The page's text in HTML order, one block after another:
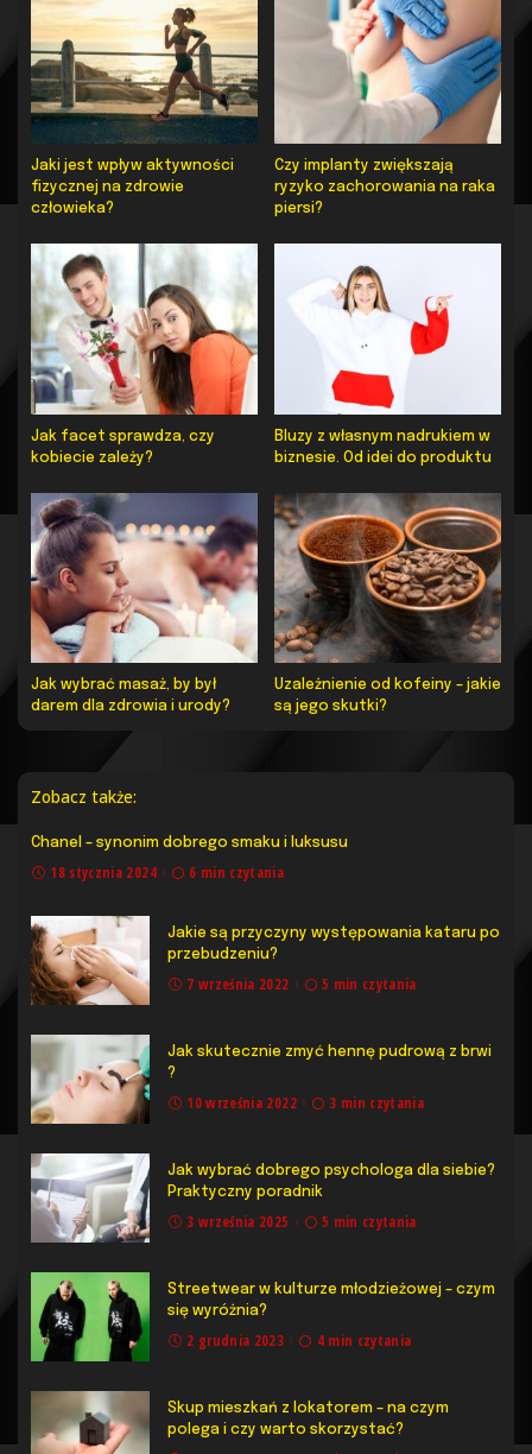
Jaki jest wpływ aktywności
fizycznej na zdrowie
człowieka?
Czy implanty zwiększają
ryzyko zachorowania na raka
piersi?
Jak facet sprawdza, czy
kobiecie zależy?
Bluzy z własnym nadrukiem w
biznesie. Od idei do produktu
Jak wybrać masaż, by był
darem dla zdrowia i urody?
Uzależnienie od kofeiny – jakie
są jego skutki?
Zobacz także:
Chanel – synonim dobrego smaku i luksusu
18 stycznia 2024 6 min czytania
Jakie są przyczyny występowania kataru po
przebudzeniu?
7 września 2022 5 min czytania
Jak skutecznie zmyć hennę pudrową z brwi
?
10 września 2022 3 min czytania
Jak wybrać dobrego psychologa dla siebie?
Praktyczny poradnik
3 września 2025 5 min czytania
Streetwear w kulturze młodzieżowej – czym
się wyróżnia?
2 grudnia 2023 4 min czytania
Skup mieszkań z lokatorem – na czym
polega i czy warto skorzystać?